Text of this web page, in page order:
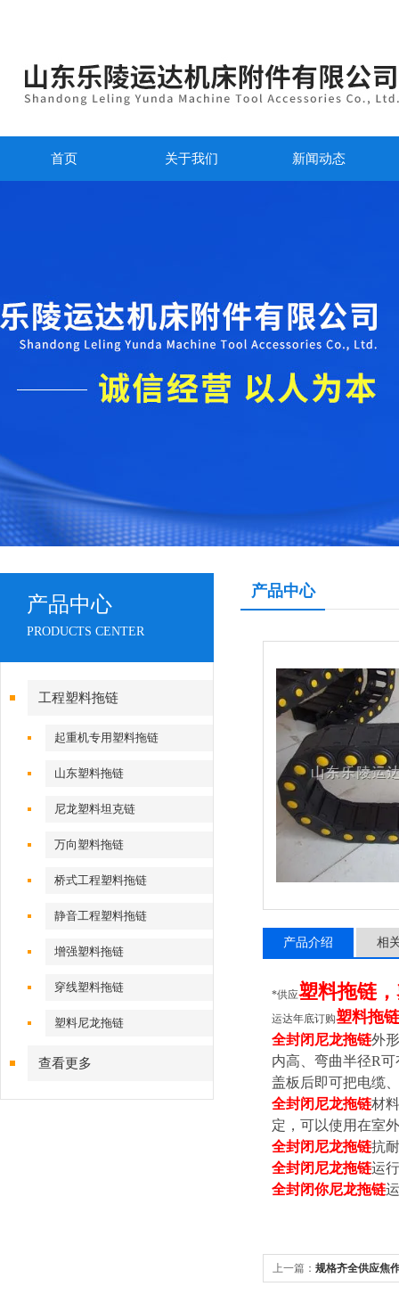
首页 关于我们 新闻动态
产品中心
PRODUCTS CENTER
工程塑料拖链
起重机专用塑料拖链
山东塑料拖链
尼龙塑料坦克链
万向塑料拖链
桥式工程塑料拖链
静音工程塑料拖链
增强塑料拖链
穿线塑料拖链
塑料尼龙拖链
查看更多
产品中心
产品介绍 相
*供应塑料拖链
运达年底订购塑料拖链
全封闭尼龙拖链外
内高、弯曲半径R
盖板后即可把电缆
全封闭尼龙拖链材
定，可以使用在室
全封闭尼龙拖链抗
全封闭尼龙拖链运
全封闭你尼龙拖链
上一篇： 规格齐全供应焦